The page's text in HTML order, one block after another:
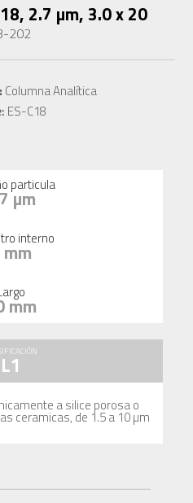
2.7 µm, 3.0 x 20
202
Columna Analítica
ES-C18
particula
µm
interno
mm
L1
a silice porosa o
ceramicas, de 1.5 a 10 µm